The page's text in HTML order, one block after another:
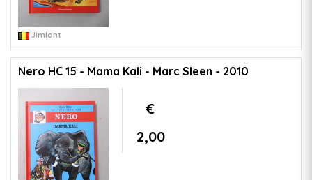
Jimlont
Nero HC 15 - Mama Kali - Marc Sleen - 2010
€
2,00